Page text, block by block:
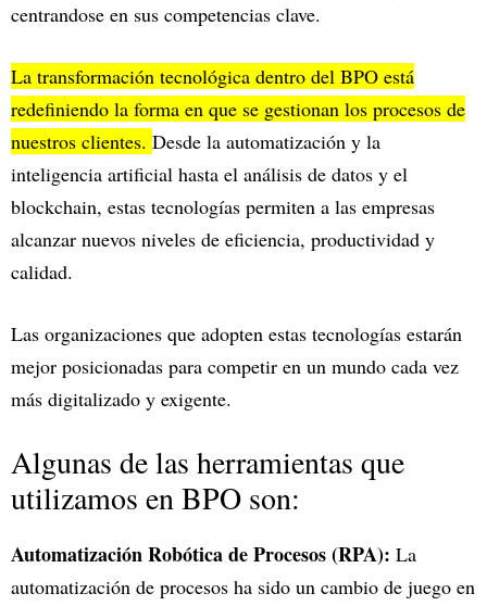
centrandose en sus competencias clave.
La transformación tecnológica dentro del BPO está
redefiniendo la forma en que se gestionan los procesos de
nuestros clientes. Desde la automatización y la
inteligencia artificial hasta el análisis de datos y el
blockchain, estas tecnologías permiten a las empresas
alcanzar nuevos niveles de eficiencia, productividad y
calidad.
Las organizaciones que adopten estas tecnologías estarán
mejor posicionadas para competir en un mundo cada vez
más digitalizado y exigente.
Algunas de las herramientas que
utilizamos en BPO son:
Automatización Robótica de Procesos (RPA): La
automatización de procesos ha sido un cambio de juego en